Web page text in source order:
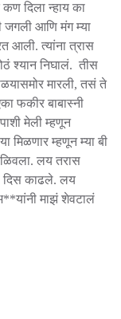
दिला न्हाय का
जगली आणि मंग म्या
आली. त्यांना त्रास
श्यान निघालं. तीस
मारली, तसं ते
फकीर बाबास्नी
मेली म्हणून
मिळणार म्हणून म्या बी
लय तरास
दिस काढले. लय
माझं शेवटालं